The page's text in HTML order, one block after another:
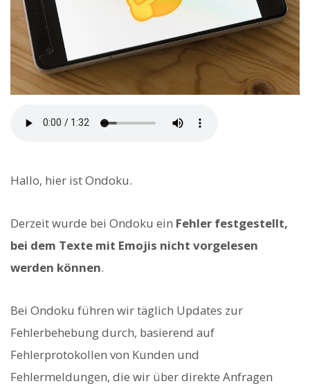
Hallo, hier ist Ondoku.
Derzeit wurde bei Ondoku ein Fehler festgestellt,
bei dem Texte mit Emojis nicht vorgelesen
werden können.
Bei Ondoku führen wir täglich Updates zur
Fehlerbehebung durch, basierend auf
Fehlerprotokollen von Kunden und
Fehlermeldungen, die wir über direkte Anfragen